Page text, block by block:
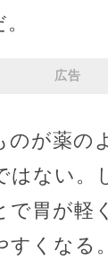
広告
のが薬の
はない。
で胃が軽
すくなる